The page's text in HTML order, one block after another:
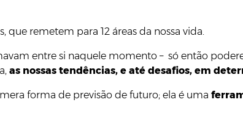
remetem para 12 áreas da nossa vida.
entre si naquele momento – só então
as nossas tendências, e até desafios, em
forma de previsão de futuro; ela é uma